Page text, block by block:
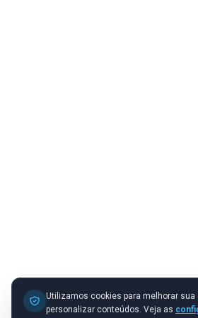
Utilizamos cookies para melhorar sua
personalizar conteúdos. Veja as